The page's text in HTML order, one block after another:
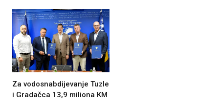
Za vodosnabdijevanje Tuzle
i Gradačca 13,9 miliona KM